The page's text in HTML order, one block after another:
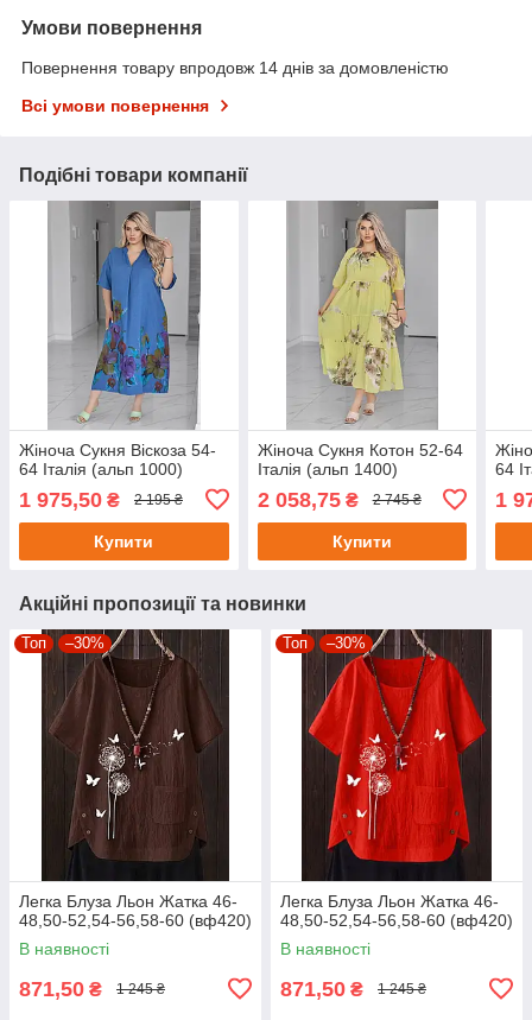
Умови повернення
Повернення товару впродовж 14 днів за домовленістю
Всі умови повернення
Подібні товари компанії
Жіноча Сукня Віскоза 54-
64 Італія (альп 1000)
1 975,50 ₴ 2 195 ₴
Купити
Жіноча Сукня Котон 52-64
Італія (альп 1400)
2 058,75₴ 2 745 ₴
Купити
64
1
Акційні пропозиції та новинки
Топ –30%
Легка Блуза Льон Жатка 46-
48,50-52,54-56,58-60 (вф420)
В наявності
871,50 ₴ 1 245 ₴
Топ –30%
Легка Блуза Льон Жатка 46-
48,50-52,54-56,58-60 (вф420)
В наявності
871,50 ₴ 1 245 ₴